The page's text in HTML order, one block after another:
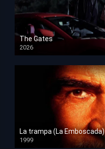
The Gates
2026
HD 1080p
La trampa (La Emboscada)
1999
HD 1080p